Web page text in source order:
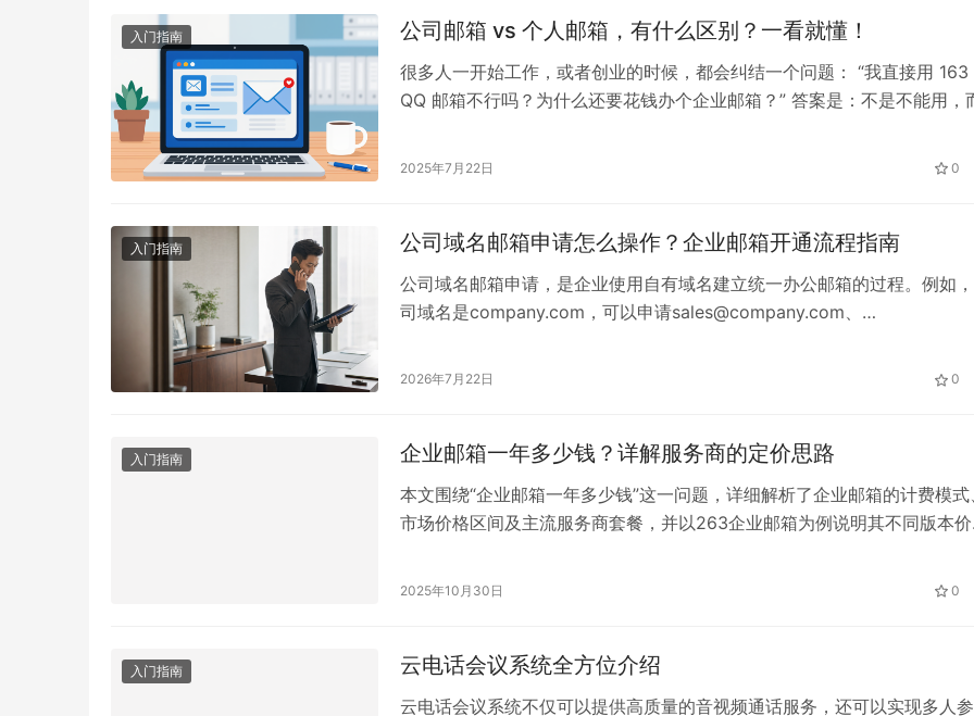
入门指南 公司邮箱 vs 个人邮箱，有什么区别？一看就懂！
很多人一开始工作，或者创业的时候，都会纠结一个问题： “我直接用 163
QQ 邮箱不行吗？为什么还要花钱办个企业邮箱？” 答案是：不是不能用，
2025年7月22日 0
入门指南 公司域名邮箱申请怎么操作？企业邮箱开通流程指南
公司域名邮箱申请，是企业使用自有域名建立统一办公邮箱的过程。例如
司域名是company.com，可以申请sales@company.com、
量、选择企业邮箱服务商，并完成域名解析。 一、公司域名邮箱申请需要
2026年7月22日 0
入门指南 企业邮箱一年多少钱？详解服务商的定价思路
本文围绕“企业邮箱一年多少钱”这一问题，详细解析了企业邮箱的计费模式
市场价格区间及主流服务商套餐，并以263企业邮箱为例说明其不同版本
2025年10月30日 0
入门指南 云电话会议系统全方位介绍
云电话会议系统不仅可以提供高质量的音视频通话服务，还可以实现多人参